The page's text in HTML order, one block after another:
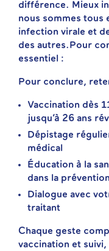
différence. Mieux
nous sommes tous
infection virale et
des autres.Pour
essentiel :
Pour conclure,
Vaccination dès
jusqu’à 26 ans
Dépistage
médical
Éducation à la
dans la
Dialogue avec
traitant
Chaque geste
vaccination et suivi,